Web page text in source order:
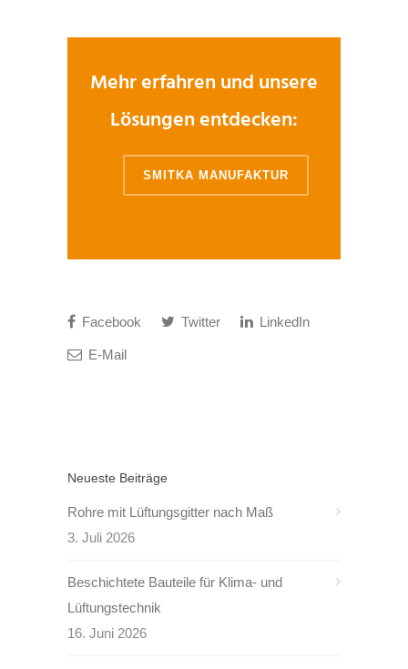
Mehr erfahren und unsere
Lösungen entdecken:
SMITKA MANUFAKTUR
Facebook Twitter LinkedIn
E-Mail
Neueste Beiträge
Rohre mit Lüftungsgitter nach Maß
3. Juli 2026
Beschichtete Bauteile für Klima- und
Lüftungstechnik
16. Juni 2026